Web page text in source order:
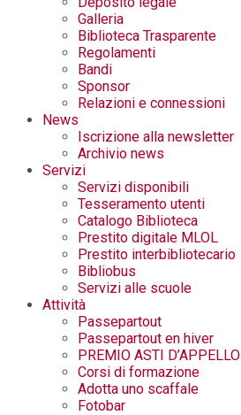
Galleria
Biblioteca Trasparente
Regolamenti
Bandi
Sponsor
Relazioni e connessioni
News
Iscrizione alla newsletter
Archivio news
Servizi
Servizi disponibili
Tesseramento utenti
Catalogo Biblioteca
Prestito digitale MLOL
Prestito interbibliotecario
Bibliobus
Servizi alle scuole
Attività
Passepartout
Passepartout en hiver
PREMIO ASTI D’APPELLO
Corsi di formazione
Adotta uno scaffale
Fotobar